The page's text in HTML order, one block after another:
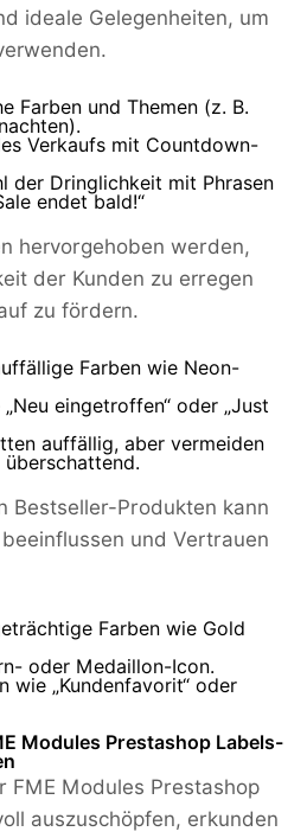
ideale Gelegenheiten, um
Farben und Themen (z. B.
Verkaufs mit Countdown-
der Dringlichkeit mit Phrasen
endet bald!“
hervorgehoben werden,
der Kunden zu erregen
zu fördern.
Farben wie Neon-
eingetroffen“ oder „Just
auffällig, aber vermeiden
Bestseller-Produkten kann
und Vertrauen
Farben wie Gold
oder Medaillon-Icon.
wie „Kundenfavorit“ oder
Modules Prestashop Labels-
FME Modules Prestashop
auszuschöpfen, erkunden